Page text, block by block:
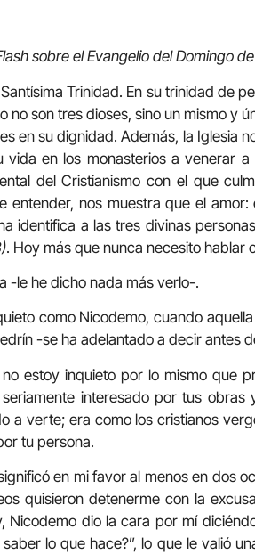
sobre el Evangelio del Domingo
Trinidad. En su trinidad de
no son tres dioses, sino un mismo y
en su dignidad. Además, la Iglesia
en los monasterios a venerar
del Cristianismo con el que
entender, nos muestra que el
identifica a las tres divinas
. Hoy más que nunca necesito hablar
-le he dicho nada más verlo-.
como Nicodemo, cuando
-se ha adelantado a decir antes
estoy inquieto por lo mismo que
interesado por tus obras
a verte; era como los cristianos
tu persona.
en mi favor al menos en dos
quisieron detenerme con la
Nicodemo dio la cara por mí
lo que hace?”, lo que le valió